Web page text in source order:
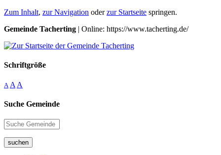
Zum Inhalt, zur Navigation oderzur Startseite springen.
Gemeinde Tacherting | Online: https://www.tacherting.de/
Schriftgröße
A A A
Suche Gemeinde
suchen